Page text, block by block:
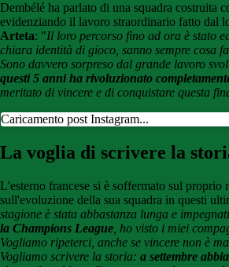
Dembélé ha parlato di una squadra costruita
evidenziando il lavoro straordinario fatto dal
Arteta: "Il loro percorso fino ad ora è stato
chiara identità di gioco, sanno sempre cosa
Sono davvero sorpreso dal grande lavoro
questi 5 anni ha rivoluzionato
meritato di vincere e di conquistare questa
Caricamento post Instagram...
La voglia di scrivere la
L'esterno francese si è soffermato sul proprio
sull'evoluzione della sua squadra in questi
stagione è stata abbastanza lunga e
la Champions League , ho visto i miei
Vogliamo ripeterci, anche se vincere non è
Vogliamo scrivere la storia: a settembre